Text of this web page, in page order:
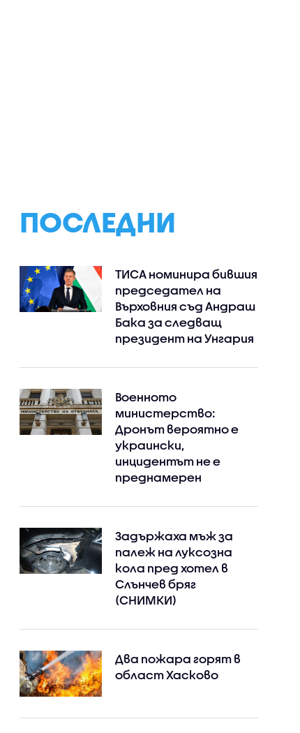
ПОСЛЕДНИ
ТИСА номинира бившия
председател на
Върховния съд Андраш
Бака за следващ
президент на Унгария
Военното
министерство:
Дронът вероятно е
украински,
инцидентът не е
преднамерен
Задържаха мъж за
палеж на луксозна
кола пред хотел в
Слънчев бряг
(СНИМКИ)
Два пожара горят в
област Хасково